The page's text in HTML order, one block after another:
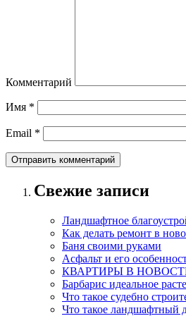
Комментарий
Имя *
Email *
Свежие записи
Ландшафтное
Как делать ремонт в
Баня своими руками
Асфальт и его
КВАРТИРЫ В
Барбарис идеальное
Что такое судебно
Что такое ландшафтный